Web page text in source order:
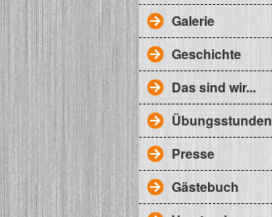
Galerie
Geschichte
Das sind wir...
Übungsstunden
Presse
Gästebuch